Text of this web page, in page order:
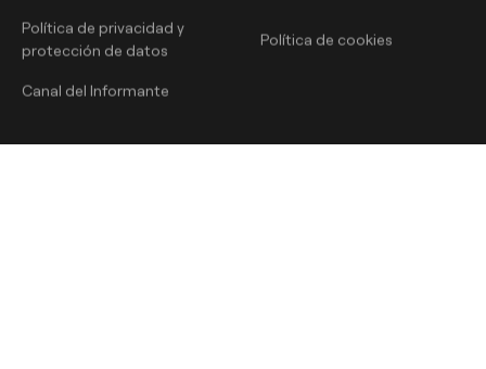
Política de privacidad y
protección de datos
Política de cookies
Canal del Informante